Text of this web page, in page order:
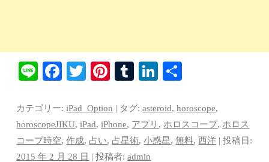
Li
Fa
bo
ok
T
tte
r
Pi
er
es
t
T
m
bl
r
Li
ed
In
カテゴリー:iPad_Option | タグ:asteroid,horoscope,
horoscopeJIKU,iPad,iPhone, アプリ , ホロスコープ, ホロス
コープ時空,作成, 占い, 占星術,小惑星,無料,西洋 | 投稿日:
2015 年 2 月 28 日 |投稿者:admin